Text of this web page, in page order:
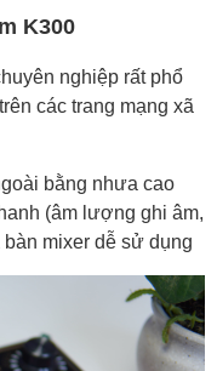
K300
nghiệp rất phổ
các trang mạng xã
bằng nhưa cao
(âm lượng ghi âm,
mixer dễ sử dụng